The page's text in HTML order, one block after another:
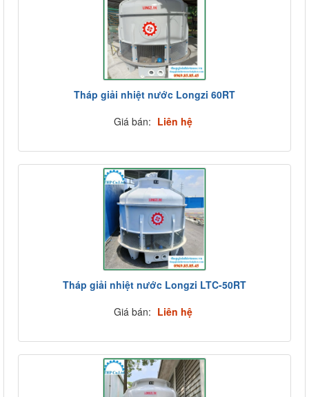
Tháp giải nhiệt nước Longzi 60RT
Giá bán: Liên hệ
Tháp giải nhiệt nước Longzi LTC-50RT
Giá bán: Liên hệ